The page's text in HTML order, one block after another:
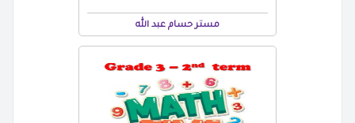
مستر حسام عبد الله